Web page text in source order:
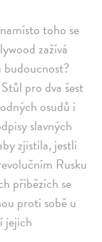
toho se
zažívá
budoucnost?
pro dva šest
osudů i
slavných
zjistila, jestli
Rusku
příbězích se
proti sobě u
jejich